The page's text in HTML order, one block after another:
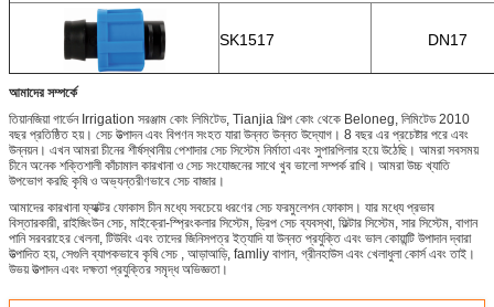
SK1517 DN17
আমাদের সম্পর্কে
তিয়ানজিয়া গার্ডেন Irrigation সরঞ্জাম কোং লিমিটেড, Tianjia শিল্প কোং থেকে Beloneg, লিমিটেড 2010
বছর প্রতিষ্ঠিত হয়। সেচ উত্পাদন এবং বিপণন সংহত যারা উন্নত উন্নত উদ্যোগ। 8 বছর এর প্রচেষ্টার পরে এবং
উন্নয়ন। এখন আমরা চীনের শীর্ষস্থানীয় পেশাদার সেচ সিস্টেম নির্মাতা এবং সুপারপিলার হয়ে উঠেছি। আমরা সবসময়
চীনে অনেক শক্তিশালী কাঁচামাল কারখানা ও সেচ সংযোজনের সাথে খুব ভালো সম্পর্ক রাখি। আমরা উচ্চ খ্যাতি
উপভোগ করছি কৃষি ও অভ্যন্তরীণভাবে সেচ বাজার।
আমাদের কারখানা ফ্যাক্টর ফোকাস চীন মধ্যে সবচেয়ে ধরণের সেচ ফরমুলেশন ফোকাস। যার মধ্যে প্রভাব
বিস্তারকারী, রাইজিংউন সেচ, মাইক্রো-স্প্রিংকলার সিস্টেম, ড্রিপ সেচ ব্যবস্থা, ফিল্টার সিস্টেম, সার সিস্টেম, বাগান
পানি সরবরাহের খেলনা, টিউবিং এবং তাদের জিনিসপত্র ইত্যাদি যা উন্নত প্রযুক্তি এবং ভাল কোয়ান্টি উপাদান দ্বারা
উত্পাদিত হয়, সেগুলি ব্যাপকভাবে কৃষি সেচ , আড়াআড়ি, famliy বাগান, গ্রীনহাউস এবং খেলাধুলা কোর্স এবং তাই।
উভয় উত্পাদন এবং দক্ষতা প্রযুক্তির সমৃদ্ধ অভিজ্ঞতা।